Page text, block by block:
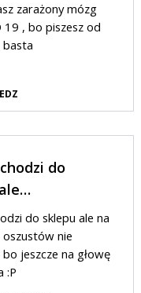
zarażony mózg
19 , bo piszesz od
basta
do
do sklepu ale na
oszustów nie
bo jeszcze na głowę
:P